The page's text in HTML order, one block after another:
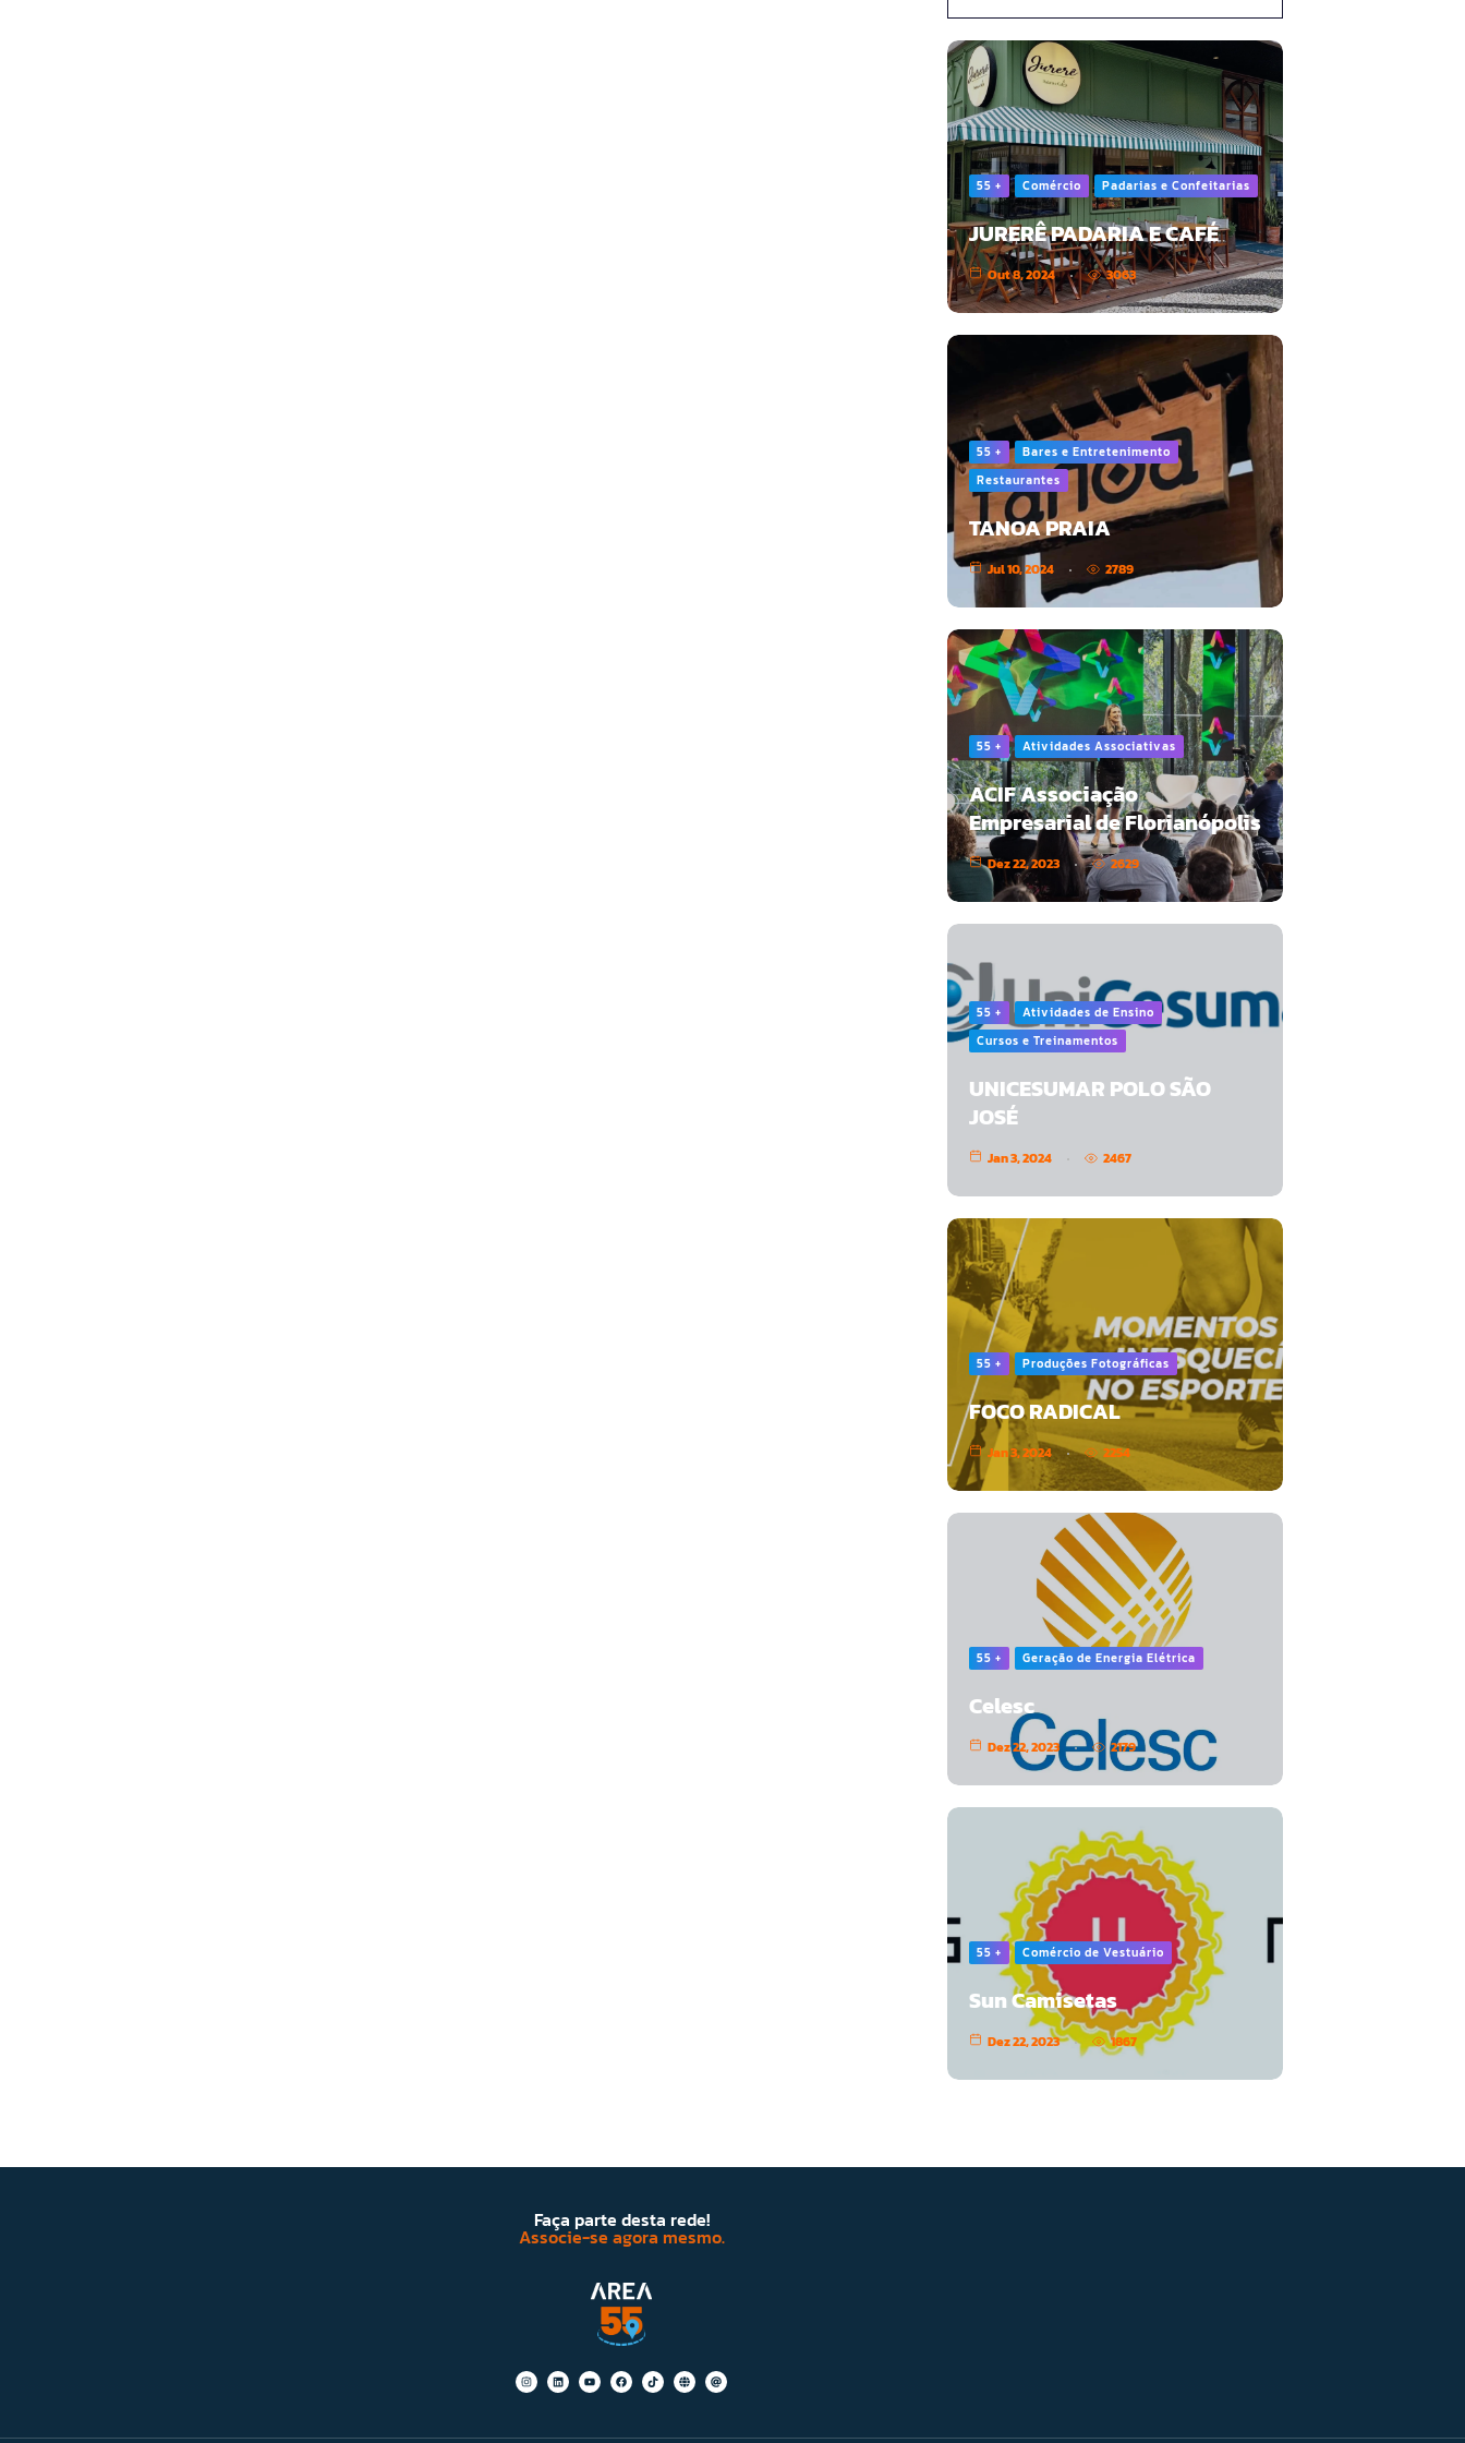
55 + Comércio Padarias e Confeitarias
JURERÊ PADARIA E CAFÉ
Out 8, 2024 3063
55 +
Bares e Entretenimento
Restaurantes
TANOA PRAIA
Jul 10, 2024 2789
55 + Atividades Associativas
ACIF Associação
Empresarial de Florianópolis
Dez 22, 2023 2629
55 +
Atividades de Ensino
Cursos e Treinamentos
UNICESUMAR POLO SÃO
JOSÉ
Jan 3, 2024 2467
55 + Produções Fotográficas
FOCO RADICAL
Jan 3, 2024 2254
55 + Geração de Energia Elétrica
Celesc
Dez 22, 2023 2179
55 + Comércio de Vestuário
Sun Camisetas
Dez 22, 2023 1867
Faça parte desta rede!
Associe-se agora mesmo.